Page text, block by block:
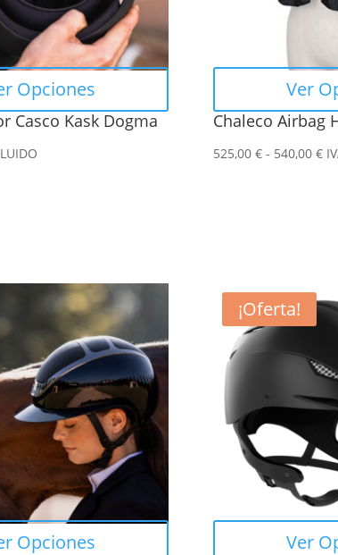
Casco Kask Dogma
Opciones
Chaleco Airbag
525,00 € - 540,00 €
Ver
en
página
Opciones
¡Oferta!
Ver
Este
producto
tiene
múltiples
variantes.
Las
opciones
pueden
en